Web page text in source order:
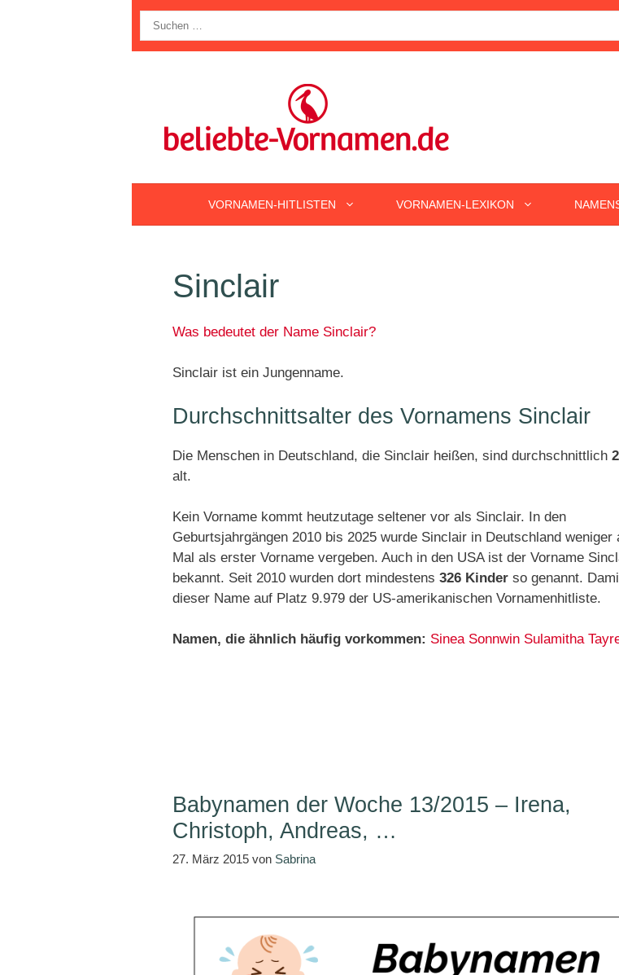
nach:
VORNAMEN-HITLISTEN VORNAMEN-LEXIKON
Sinclair
Was bedeutet der Name Sinclair?
Sinclair ist ein Jungenname.
Durchschnittsalter des Vornamens Sinclair
Die Menschen in Deutschland, die Sinclair heißen, sind durchschnittlich
alt.
Kein Vorname kommt heutzutage seltener vor als Sinclair. In den
Geburtsjahrgängen 2010 bis 2025 wurde Sinclair in Deutschland weniger
Mal als erster Vorname vergeben. Auch in den USA ist der Vorname
bekannt. Seit 2010 wurden dort mindestens 326 Kinder so genannt.
dieser Name auf Platz 9.979 der US-amerikanischen Vornamenhitliste.
Namen, die ähnlich häufig vorkommen: Sinea Sonnwin Sulamitha
Babynamen der Woche 13/2015 – Irena,
Christoph, Andreas, …
27. März 2015 von Sabrina